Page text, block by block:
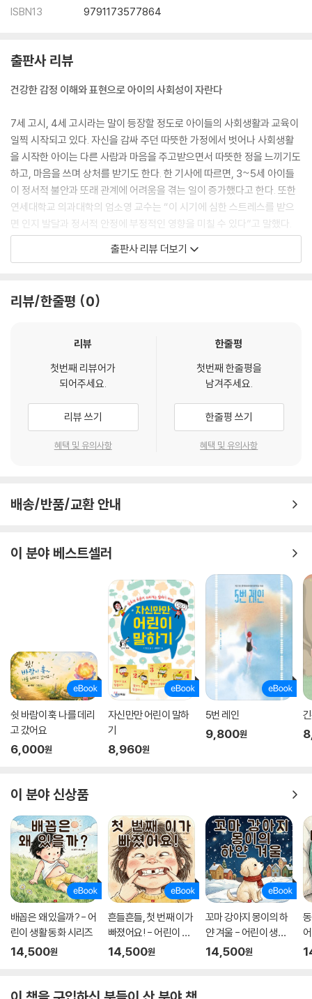
ISBN13 9791173577864
출판사 리뷰
건강한 감정 이해와 표현으로 아이의 사회성이 자란다
7세 고시, 4세 고시라는 말이 등장할 정도로 아이들의 사회생활과 교육이
일찍 시작되고 있다. 자신을 감싸 주던 따뜻한 가정에서 벗어나 사회생활
을 시작한 아이는 다른 사람과 마음을 주고받으면서 따뜻한 정을 느끼기도
하고, 마음을 쓰며 상처를 받기도 한다. 한 기사에 따르면, 3~5세 아이들
이 정서적 불안과 또래 관계에 어려움을 겪는 일이 증가했다고 한다. 또한
연세대학교 의과대학의 엄소영 교수는 “이 시기에 심한 스트레스를 받으
면 인지 발달과 정서적 안정에 부정적인 영향을 미칠 수 있다”고 말했다.
사회에 나간 아이들은 다른 사람과 어울리며 하루에도 수많은 일들을 겪는
게 해결하려면 아이가 성장하며 점점 커지는 마음을 스스로의 힘으로 잘
에게 휘둘릴 수도 있고, 자신이 진짜 원하는 것을 깨닫기가 어렵기 때문이
〈A Big Heart 지켜주기 그림책〉 시리즈는 마음의 변화가 찾아왔을 때 자
신의 마음이 무엇인지 알고, 그것을 어떻게 받아들여야 하는지, 어떻게 표
현해야 할지를 배울 수 있다. 그림책을 읽으며 자신의 마음을 표현하는 방
아이가 보다 긍정적이고 단단한 마음으로 성장하는 데 도움이 되길 바란
마음을 건강하게 지켜 주는 〈A Big Heart 지켜주기 그림책〉 시리즈
을파소에서 오랫동안 독자들에게 큰 사랑을 받아 온 〈A BIG HUG 안아주
기 그림책〉에 이어 〈A Big Heart 지켜주기 그림책〉 시리즈가 새롭게 발간
되었다. 새로 발간되는 〈A Big Heart 지켜주기 그림책〉은 서울대학교어린
이병원 소아청소년 정신과의 김붕년 교수가 감수했다.
유아기는 언어를 통해 ‘생각하는 뇌를 만드는 시기’이다. 언어를 사용해 생
각을 펼치고, 감정을 표현하며, 타인과 상호작용 하는 것을 배우는 시기라
는 뜻이다. 하지만 아이들은 감정을 느끼는 것이 미숙하다. 감정의 변화를
알아차려도 그 감정이 무엇인지 아는 것은 어렵다. 게다가 그 감정을 언어
화하여 인식하고 표현하는 것은 그보다 훨씬 더 어려운 일이다. 상당한 경
험의 축적과 연습을 요구하는 일이기 때문이다. AI가 등장하고, 디지털기
동물이다. 내 마음의 변화를 느끼고, 그 마음의 변화를 안전하게 표현한다
음을 평안하게 지킬 수 있다.
〈A Big Heart 지켜주기 그림책〉 시리즈는 자신이 느낀 인식하고 표현하는
연습을 할 수 있도록 돕는다. 특히 관계 맺기, 슬픔, 궁금증, 거절, 미안함
등 사회에 나아간 아이가 마음의 근육을 단단하게 만들면서 건강한 관계를
맺도록 돕는 주제들을 주로 다루었다. 곰, 토끼, 오리 같은 친근한 동물 캐
릭터와 노래하는 새, 하늘에서 떨어지는 비, 재미있는 게임, 보호해 주는
는 눈높이에서 이야기를 풀어냈다. 책 마지막에는 활용 가이드를 실어 부
해 대화를 이어 갈 수 있도록 구성했다.
출판사 리뷰 더보기
리뷰/한줄평 0
리뷰
첫번째 리뷰어가
되어주세요.
리뷰 쓰기
혜택 및 유의사항
한줄평
첫번째 한줄평을
남겨주세요.
한줄평 쓰기
혜택 및 유의사항
배송/반품/교환 안내
이 분야 베스트셀러
쉿 바람이 훅 나를 데리
고 갔어요
6,000원
자신만만 어린이 말하
기
8,960원
5번 레인
9,800원
이 분야 신상품
배꼽은 왜 있을까? - 어
린이 생활 동화 시리즈
14,500원
흔들흔들, 첫 번째 이가
빠졌어요! - 어린이 생
활 동화 시리즈
14,500원
꼬마 강아지 몽이의 하
얀 겨울 - 어린이 생활
동화 시리즈
14,500원
즈